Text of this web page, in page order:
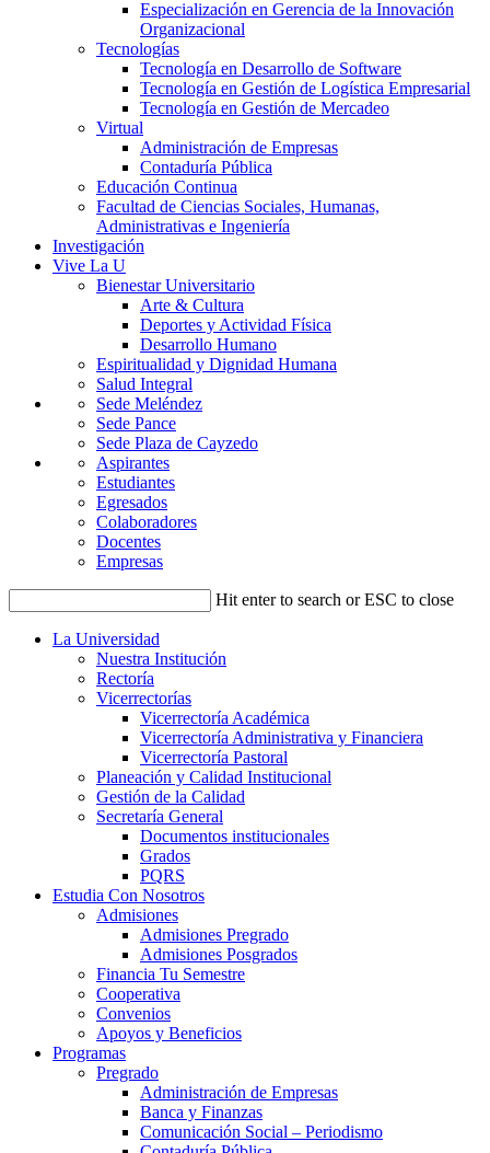
Especialización en Gerencia de la Innovación
Organizacional
Tecnologías
Tecnología en Desarrollo de Software
Tecnología en Gestión de Logística Empresarial
Tecnología en Gestión de Mercadeo
Virtual
Administración de Empresas
Contaduría Pública
Educación Continua
Facultad de Ciencias Sociales, Humanas,
Administrativas e Ingeniería
Investigación
Vive La U
Bienestar Universitario
Arte & Cultura
Deportes y Actividad Física
Desarrollo Humano
Espiritualidad y Dignidad Humana
Salud Integral
Sede Meléndez
Sede Pance
Sede Plaza de Cayzedo
Aspirantes
Estudiantes
Egresados
Colaboradores
Docentes
Empresas
Hit enter to search or ESC to close
La Universidad
Nuestra Institución
Rectoría
Vicerrectorías
Vicerrectoría Académica
Vicerrectoría Administrativa y Financiera
Vicerrectoría Pastoral
Planeación y Calidad Institucional
Gestión de la Calidad
Secretaría General
Documentos institucionales
Grados
PQRS
Estudia Con Nosotros
Admisiones
Admisiones Pregrado
Admisiones Posgrados
Financia Tu Semestre
Cooperativa
Convenios
Apoyos y Beneficios
Programas
Pregrado
Administración de Empresas
Banca y Finanzas
Comunicación Social – Periodismo